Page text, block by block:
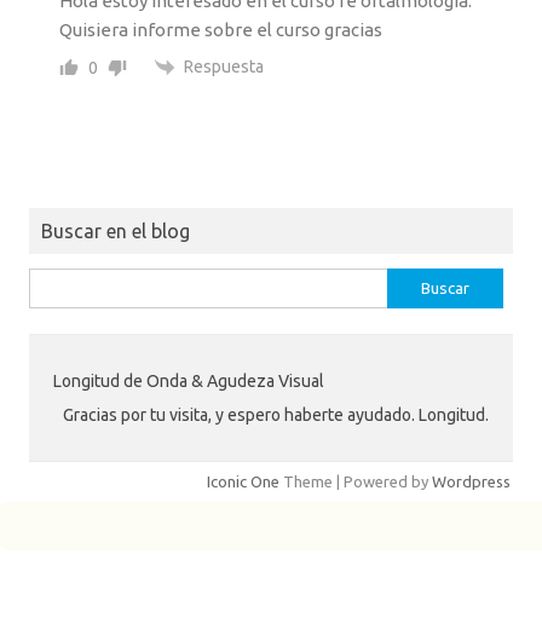
Quisiera informe sobre el curso gracias
0 Respuesta
Buscar en el blog
Longitud de Onda & Agudeza Visual
Gracias por tu visita, y espero haberte ayudado. Longitud.
Iconic One Theme | Powered by Wordpress